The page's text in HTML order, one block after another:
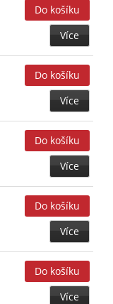
Více
Více
Více
Více
Více